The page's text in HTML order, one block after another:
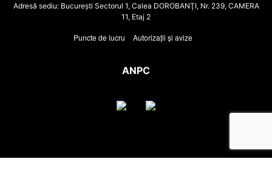
Adresă sediu: Bucureşti Sectorul 1, Calea DOROBANŢI, Nr. 239, CAMERA
11, Etaj 2
Puncte de lucru Autorizații și avize
ANPC